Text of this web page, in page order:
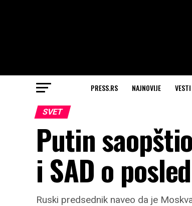
PRESS.RS NAJNOVIJE VESTI
SVET
Putin
i SAD o
Ruski predsednik naveo da je